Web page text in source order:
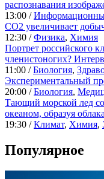
распознавания
13:00 /
CO2 увеличивает
12:30 /Физика, Химия
Портрет российского
членистоногих?
11:00 /Биология,
Экспериментальный
20:00 /Биология,
Тающий морской лед
океаном, образуя облака
19:30 /Климат, Химия,
Популярное